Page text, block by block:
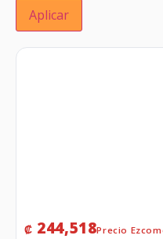
Aplicar
₡ 244,518